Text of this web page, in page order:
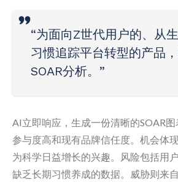
“为面向Z世代用户的、从
习惯追踪平台转型的产品
SOAR分析。”
AI立即响应，生成一份清晰的SOAR
参与度高和现有品牌信任度。机会体
为科学日益增长的兴趣。风险包括用
缺乏长期习惯养成的数据。威胁则来